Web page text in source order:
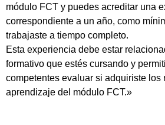
módulo FCT y puedes acreditar una
correspondiente a un año, como
trabajaste a tiempo completo.
Esta experiencia debe estar
formativo que estés cursando y
competentes evaluar si adquiriste los
aprendizaje del módulo FCT.»